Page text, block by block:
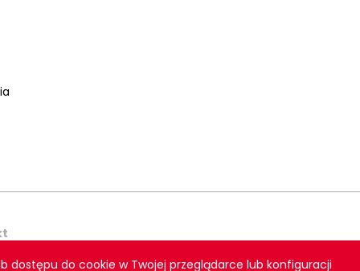
dostępu do cookie w Twojej przeglądarce lub konfiguracji